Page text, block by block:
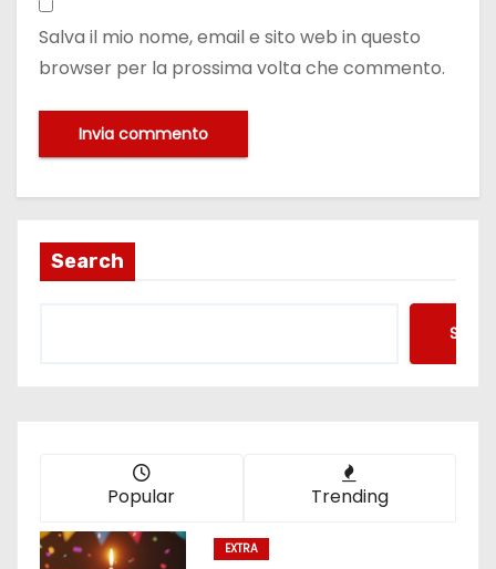
Salva il mio nome, email e sito web in questo
browser per la prossima volta che commento.
Search
Popular Trending
EXTRA